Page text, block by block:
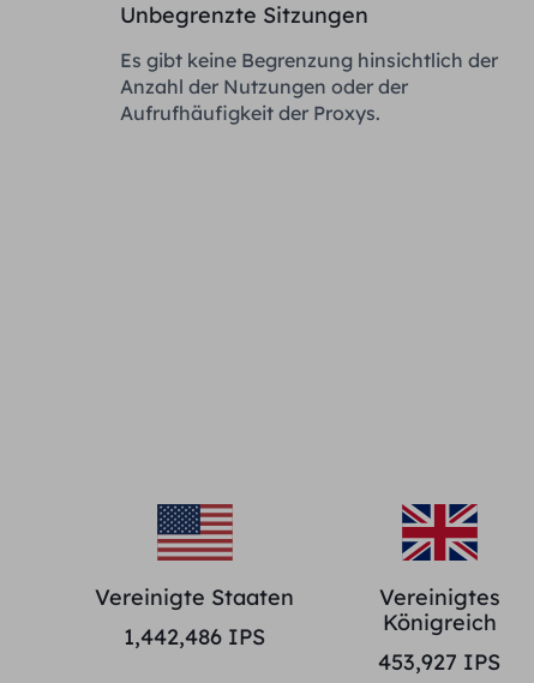
Unbegrenzte Sitzungen
Es gibt keine Begrenzung hinsichtlich der
Anzahl der Nutzungen oder der
Aufrufhäufigkeit der Proxys.
Vereinigte Staaten
1,442,486 IPS
Vereinigtes
Königreich
453,927 IPS